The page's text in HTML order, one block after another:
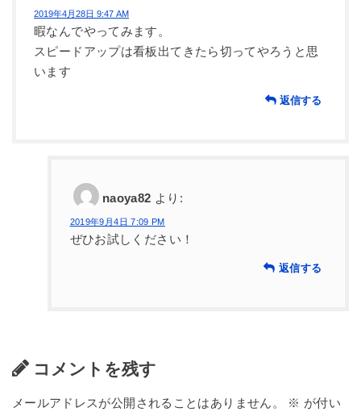
2019年4月28日 9:47 AM
暇なんでやってみます。
スピードアップは看板出てきたら切ってやろうと思
います
返信する
naoya82 より:
2019年9月4日 7:09 PM
ぜひお試しください！
返信する
コメントを残す
メールアドレスが公開されることはありません。 ※ が付い